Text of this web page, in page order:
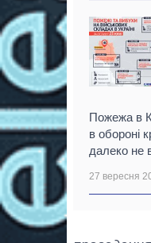
Пожежа в
в обороні
далеко не
27 вересня